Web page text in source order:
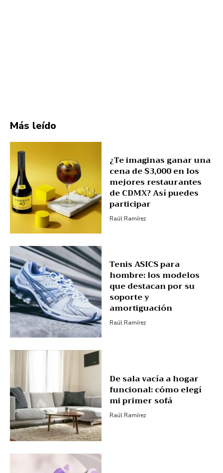
Más leído
¿Te imaginas ganar una
cena de $3,000 en los
mejores restaurantes
de CDMX? Así puedes
participar
Raúl Ramírez
Tenis ASICS para
hombre: los modelos
que destacan por su
soporte y
amortiguación
Raúl Ramírez
De sala vacía a hogar
funcional: cómo elegí
mi primer sofá
Raúl Ramírez